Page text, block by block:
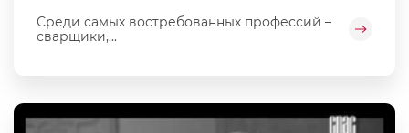
Среди самых востребованных профессий –
сварщики,...